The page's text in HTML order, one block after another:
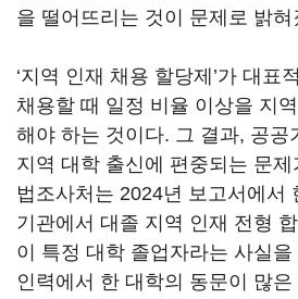
을 떨어뜨리는 것이 문제로 밝혀
‘지역 인재 채용 할당제’가 대표
채용할 때 일정 비율 이상을 지
해야 하는 것이다. 그 결과, 공공
지역 대학 출신에 편중되는 문
법조사처는 2024년 보고서에서
기관에서 대졸 지역 인재 전형
이 특정 대학 졸업자라는 사실
인력에서 한 대학의 동문이 많